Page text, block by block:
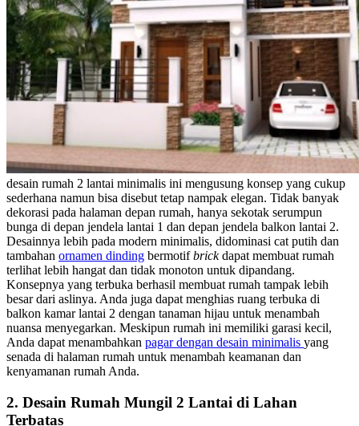
desain rumah 2 lantai minimalis ini mengusung konsep yang cukup
sederhana namun bisa disebut tetap nampak elegan. Tidak banyak
dekorasi pada halaman depan rumah, hanya sekotak serumpun
bunga di depan jendela lantai 1 dan depan jendela balkon lantai 2.
Desainnya lebih pada modern minimalis, didominasi cat putih dan
tambahan ornamen dinding bermotifbrickdapat membuat rumah
terlihat lebih hangat dan tidak monoton untuk dipandang.
Konsepnya yang terbuka berhasil membuat rumah tampak lebih
besar dari aslinya. Anda juga dapat menghias ruang terbuka di
balkon kamar lantai 2 dengan tanaman hijau untuk menambah
nuansa menyegarkan. Meskipun rumah ini memiliki garasi kecil,
Anda dapat menambahkan pagar dengan desain minimalis yang
senada di halaman rumah untuk menambah keamanan dan
kenyamanan rumah Anda.
2. Desain Rumah Mungil 2 Lantai di Lahan
Terbatas